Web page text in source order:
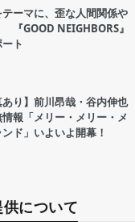
テーマに、歪な人間関係や
『GOOD NEIGHBORS』
ト
あり】前川昂哉・谷内伸也
報「メリー・メリー・メ
ド」いよいよ開幕！
について